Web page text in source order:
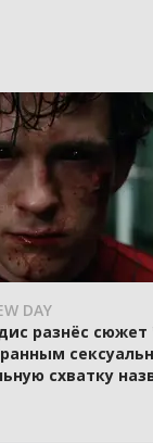
DAY
разнёс сюжет
схватку